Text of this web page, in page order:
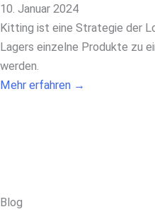
10. Januar 2024
Kitting ist eine Strategie der
Lagers einzelne Produkte zu
werden.
Mehr erfahren →
Blog